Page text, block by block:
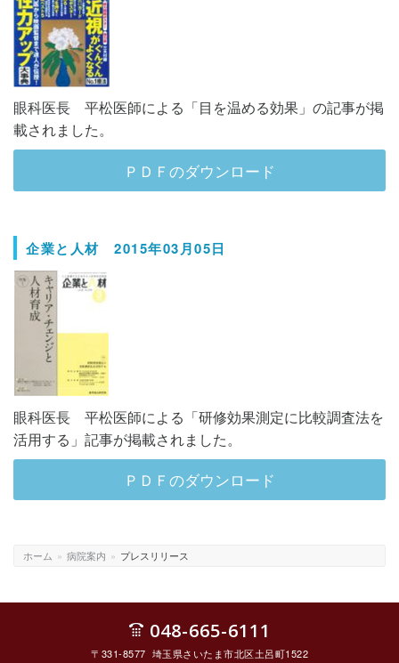
眼科医長 平松医師による「目を温める効果」の記事が掲
載されました。
ＰＤＦのダウンロード
企業と人材 2015年03月05日
眼科医長 平松医師による「研修効果測定に比較調査法を
活用する」記事が掲載されました。
ＰＤＦのダウンロード
ホーム » 病院案内 » プレスリリース
048-665-6111
〒331-8577 埼玉県さいたま市北区土呂町1522